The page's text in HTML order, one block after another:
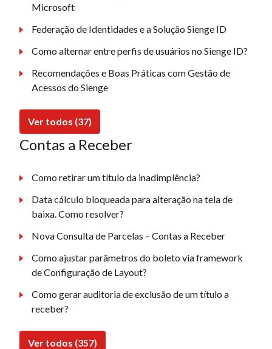
Microsoft
Federação de Identidades e a Solução Sienge ID
Como alternar entre perfis de usuários no Sienge ID?
Recomendações e Boas Práticas com Gestão de
Acessos do Sienge
Ver todos (37)
Contas a Receber
Como retirar um título da inadimplência?
Data cálculo bloqueada para alteração na tela de
baixa. Como resolver?
Nova Consulta de Parcelas – Contas a Receber
Como ajustar parâmetros do boleto via framework
de Configuração de Layout?
Como gerar auditoria de exclusão de um título a
receber?
Ver todos (357)